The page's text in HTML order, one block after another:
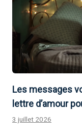
Les messages
lettre d’amour
3 juillet 2026